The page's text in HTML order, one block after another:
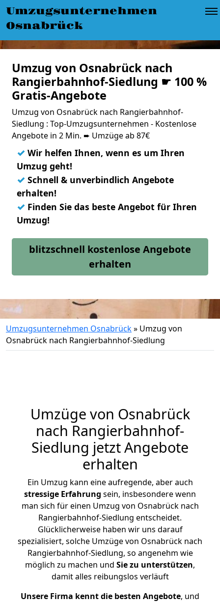
Umzugsunternehmen
Osnabrück
Umzug von Osnabrück nach
Rangierbahnhof-Siedlung ☛ 100 %
Gratis-Angebote
Umzug von Osnabrück nach Rangierbahnhof-
Siedlung : Top-Umzugsunternehmen - Kostenlose
Angebote in 2 Min. ➨ Umzüge ab 87€
✓ Wir helfen Ihnen, wenn es um Ihren
Umzug geht!
✓ Schnell & unverbindlich Angebote
erhalten!
✓ Finden Sie das beste Angebot für Ihren
Umzug!
blitzschnell kostenlose Angebote
erhalten
Umzugsunternehmen Osnabrück» Umzug von
Osnabrück nach Rangierbahnhof-Siedlung
Umzüge von Osnabrück
nach Rangierbahnhof-
Siedlung jetzt Angebote
erhalten
Ein Umzug kann eine aufregende, aber auch
stressige Erfahrung sein, insbesondere wenn
man sich für einen Umzug von Osnabrück nach
Rangierbahnhof-Siedlung entscheidet.
Glücklicherweise haben wir uns darauf
spezialisiert, solche Umzüge von Osnabrück nach
Rangierbahnhof-Siedlung, so angenehm wie
möglich zu machen und Sie zu unterstützen,
damit alles reibungslos verläuft
Unsere Firma kennt die besten Angebote, und